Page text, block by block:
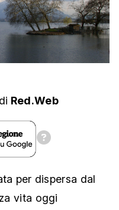
di Red.Web
per dispersa dal
vita oggi